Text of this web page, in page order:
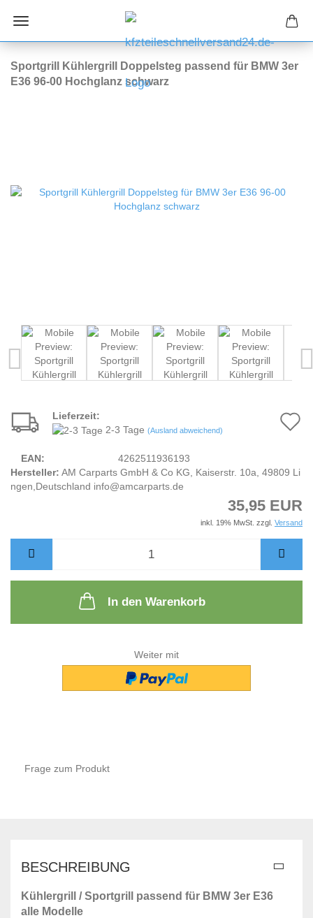
Sportgrill Kühlergrill Doppelsteg passend für BMW 3er
E36 96-00 Hochglanz schwarz
Lieferzeit:
2-3 Tage (Ausland abweichend)
EAN:
4262511936193
Hersteller: AM Carparts GmbH & Co KG, Kaiserstr. 10a, 49809 Li
ngen,Deutschland info@amcarparts.de
35,95 EUR
inkl. 19% MwSt. zzgl. Versand
In den Warenkorb
Weiter mit
Frage zum Produkt
BESCHREIBUNG
Kühlergrill /Sportgrill
passend für BMW 3er E36
alle Modelle